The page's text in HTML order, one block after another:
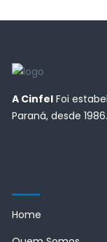
A Cinfel Foi
Paraná, desde 1986.
Home